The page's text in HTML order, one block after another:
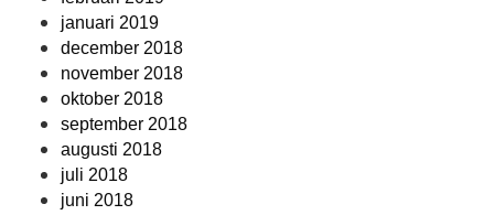
januari 2019
december 2018
november 2018
oktober 2018
september 2018
augusti 2018
juli 2018
juni 2018